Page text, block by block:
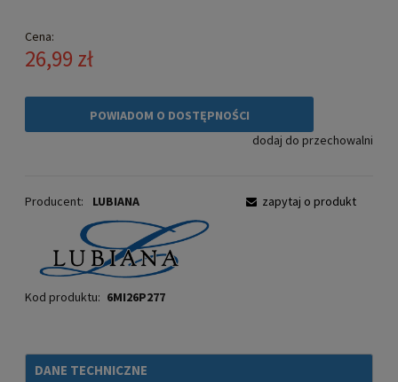
Cena:
26,99 zł
POWIADOM O DOSTĘPNOŚCI
dodaj do przechowalni
Producent: LUBIANA
Kod produktu: 6MI26P277
zapytaj o produkt
DANE TECHNICZNE